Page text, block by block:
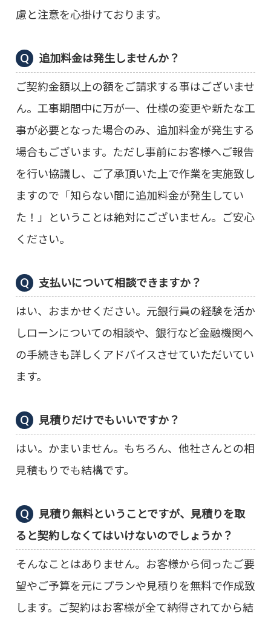
慮と注意を心掛けております。
追加料金は発生しませんか？
ご契約金額以上の額をご請求する事はございませ
ん。工事期間中に万が一、仕様の変更や新たな工
事が必要となった場合のみ、追加料金が発生する
場合もございます。ただし事前にお客様へご報告
を行い協議し、ご了承頂いた上で作業を実施致し
ますので「知らない間に追加料金が発生してい
た！」ということは絶対にございません。ご安心
ください。
支払いについて相談できますか？
はい、おまかせください。元銀行員の経験を活か
しローンについての相談や、銀行など金融機関へ
の手続きも詳しくアドバイスさせていただいてい
ます。
見積りだけでもいいですか？
はい。かまいません。もちろん、他社さんとの相
見積もりでも結構です。
見積り無料ということですが、見積りを取
ると契約しなくてはいけないのでしょうか？
そんなことはありません。お客様から伺ったご要
望やご予算を元にプランや見積りを無料で作成致
します。ご契約はお客様が全て納得されてから結